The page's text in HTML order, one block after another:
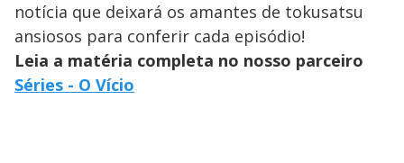
notícia que deixará os amantes de tokusatsu
ansiosos para conferir cada episódio!
Leia a matéria completa no nosso parceiro
Séries - O Vício